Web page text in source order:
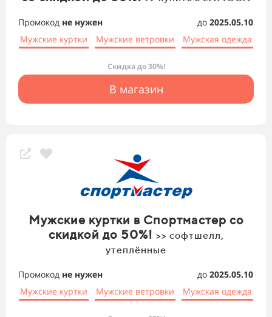
Промокод не нужен до 2025.05.10
Мужские куртки
Мужские ветровки Мужская одежда
Скидка до 30%!
В магазин
Мужские куртки в Спортмастер со
скидкой до 50%! >> софтшелл,
утеплённые
Промокод не нужен до 2025.05.10
Мужские куртки
Мужские ветровки Мужская одежда